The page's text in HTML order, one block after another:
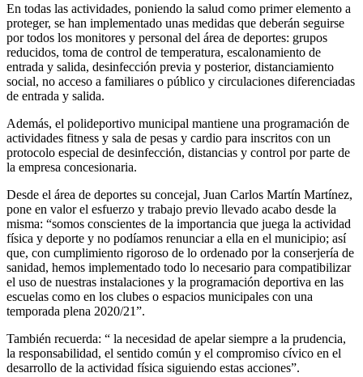
En todas las actividades, poniendo la salud como primer elemento a
proteger, se han implementado unas medidas que deberán seguirse
por todos los monitores y personal del área de deportes: grupos
reducidos, toma de control de temperatura, escalonamiento de
entrada y salida, desinfección previa y posterior, distanciamiento
social, no acceso a familiares o público y circulaciones diferenciadas
de entrada y salida.
Además, el polideportivo municipal mantiene una programación de
actividades fitness y sala de pesas y cardio para inscritos con un
protocolo especial de desinfección, distancias y control por parte de
la empresa concesionaria.
Desde el área de deportes su concejal, Juan Carlos Martín Martínez,
pone en valor el esfuerzo y trabajo previo llevado acabo desde la
misma: “somos conscientes de la importancia que juega la actividad
física y deporte y no podíamos renunciar a ella en el municipio; así
que, con cumplimiento rigoroso de lo ordenado por la conserjería de
sanidad, hemos implementado todo lo necesario para compatibilizar
el uso de nuestras instalaciones y la programación deportiva en las
escuelas como en los clubes o espacios municipales con una
temporada plena 2020/21”.
También recuerda: “ la necesidad de apelar siempre a la prudencia,
la responsabilidad, el sentido común y el compromiso cívico en el
desarrollo de la actividad física siguiendo estas acciones”.